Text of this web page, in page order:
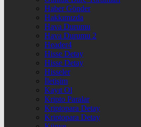
Haber Gönder
Hakkımızda
Hava Durumu
Hava Durumu 2
Header4
Hisse Detay
Hisse Detay
Hisseler
İletişim
Kayıt Ol
Kripto Paralar
Kriptopara Detay
Kriptopara Detay